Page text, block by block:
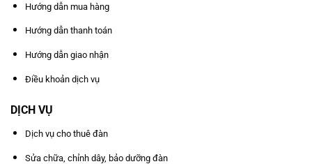
Hướng dẫn mua hàng
Hướng dẫn thanh toán
Hướng dẫn giao nhận
Điều khoản dịch vụ
DỊCH VỤ
Dịch vụ cho thuê đàn
Sửa chữa, chỉnh dây, bảo dưỡng đàn